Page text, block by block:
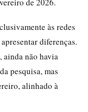
às redes
diferenças.
ainda não havia
pesquisa, mas
alinhado à